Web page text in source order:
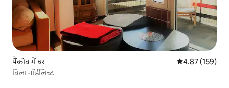
पैंकोव में घर औसत रेटिंग 5 में से
4.87 (159)
विला नॉर्डलिच्ट